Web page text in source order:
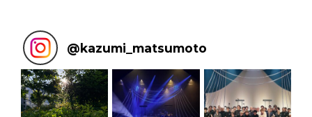
@kazumi_matsumoto